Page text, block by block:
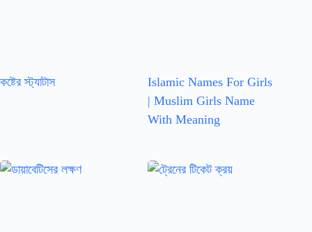
কষ্টের স্ট্যাটাস
Islamic Names For Girls
| Muslim Girls Name
With Meaning